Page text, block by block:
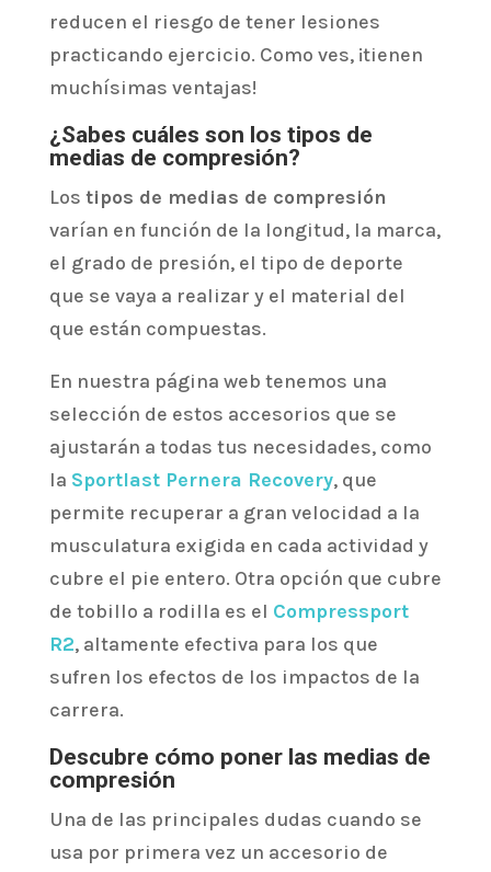
reducen el riesgo de tener lesiones
practicando ejercicio. Como ves, ¡tienen
muchísimas ventajas!
¿Sabes cuáles son los tipos de
medias de compresión?
Los tipos de medias de compresión
varían en función de la longitud, la marca,
el grado de presión, el tipo de deporte
que se vaya a realizar y el material del
que están compuestas.
En nuestra página web tenemos una
selección de estos accesorios que se
ajustarán a todas tus necesidades, como
la Sportlast Pernera Recovery, que
permite recuperar a gran velocidad a la
musculatura exigida en cada actividad y
cubre el pie entero. Otra opción que cubre
de tobillo a rodilla es el Compressport
R2, altamente efectiva para los que
sufren los efectos de los impactos de la
carrera.
Descubre cómo poner las medias de
compresión
Una de las principales dudas cuando se
usa por primera vez un accesorio de